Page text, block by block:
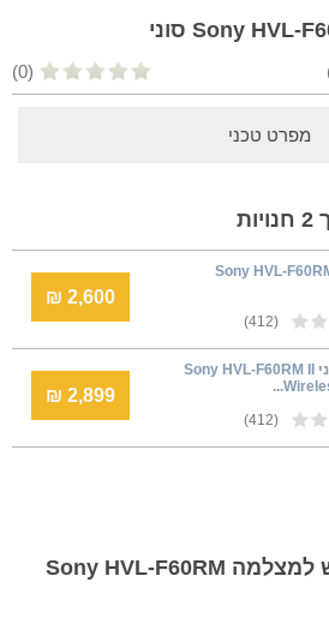
(0)
מפרט טכני
(412)
2,600 ₪
פלאש סוני Sony HVL-F60RM II
(412)
2,899 ₪
מפרט טכני של פלאש למצלמה Sony HVL-F60RM